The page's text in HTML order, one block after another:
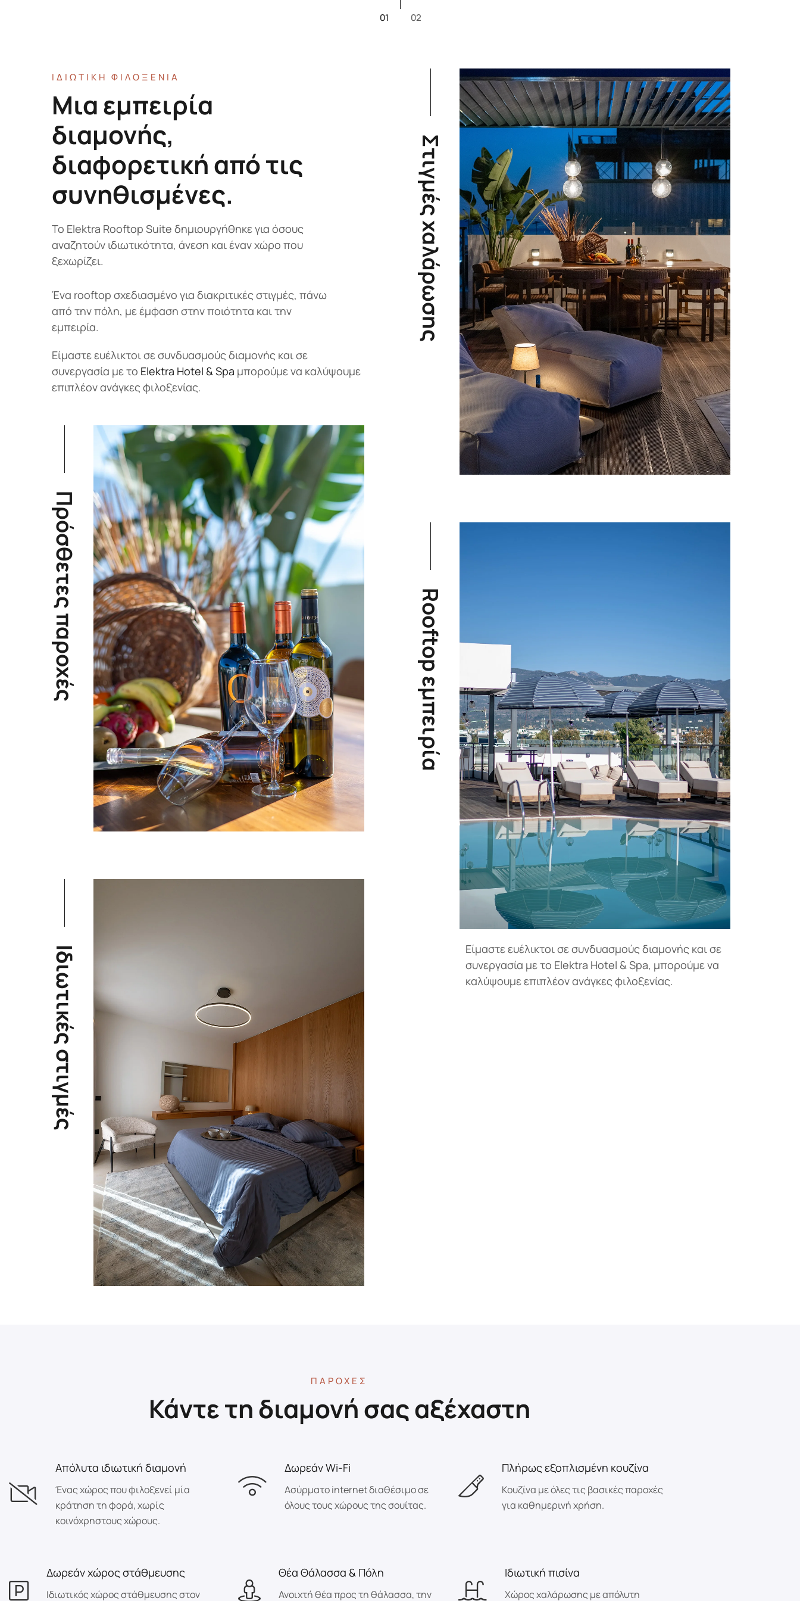
01 02
ΙΔΙΩΤΙΚΗ ΦΙΛΟΞΕΝΙΑ
Μια εμπειρία
διαμονής,
διαφορετική από τις
συνηθισμένες.
Το Elektra Rooftop Suite δημιουργήθηκε για όσους
αναζητούν ιδιωτικότητα, άνεση και έναν χώρο που
ξεχωρίζει.
Ένα rooftop σχεδιασμένο για διακριτικές στιγμές, πάνω
από την πόλη, με έμφαση στην ποιότητα και την
εμπειρία.
Είμαστε ευέλικτοι σε συνδυασμούς διαμονής και σε
συνεργασία με το Elektra Hotel & Spa μπορούμε να καλύψουμε
επιπλέον ανάγκες φιλοξενίας.
Πρόσθετες παροχές
Ιδιωτικές στιγμές
Στιγμές χαλάρωσης
Rooftop εμπειρία
Είμαστε ευέλικτοι σε συνδυασμούς διαμονής και σε
συνεργασία με το Elektra Hotel & Spa, μπορούμε να
καλύψουμε επιπλέον ανάγκες φιλοξενίας.
ΠΑΡΟΧΈΣ
Κάντε τη διαμονή σας αξέχαστη
Απόλυτα ιδιωτική διαμονή
Ένας χώρος που φιλοξενεί μία
κράτηση τη φορά, χωρίς
κοινόχρηστους χώρους.
Δωρεάν Wi-Fi
Ασύρματο internet διαθέσιμο σε
όλους τους χώρους της σουίτας.
Πλήρως εξοπλισμένη κουζίνα
Κουζίνα με όλες τις βασικές παροχές
για καθημερινή χρήση.
Δωρεάν χώρος στάθμευσης
Ιδιωτικός χώρος στάθμευσης στον
Θέα Θάλασσα & Πόλη
Ανοιχτή θέα προς τη θάλασσα, την
Ιδιωτική πισίνα
Χώρος χαλάρωσης με απόλυτη